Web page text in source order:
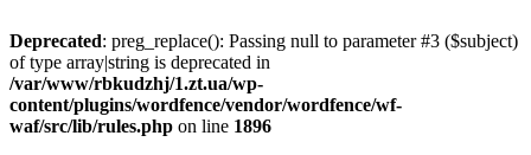
Deprecated: preg_replace(): Passing null to parameter #3 ($subject)
of type array|string is deprecated in
/var/www/rbkudzhj/1.zt.ua/wp-
content/plugins/wordfence/vendor/wordfence/wf-
waf/src/lib/rules.php on line 1896